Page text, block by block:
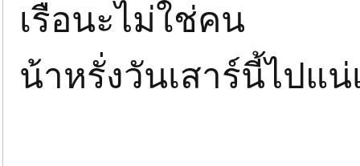
เรือนะไม่ใช่คน
น้าหรั่งวันเสาร์นี้ไปแน่